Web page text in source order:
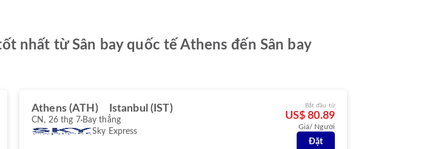
nhất từ Sân bay quốc tế Athens đến Sân bay
Athens (ATH) Istanbul (IST)
CN, 26 thg 7 Bay thẳng
Sky Express
Bắt đầu từ
US$ 80.89
Giá/ Người
Đặt